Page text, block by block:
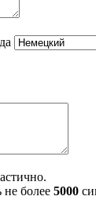
более 5000